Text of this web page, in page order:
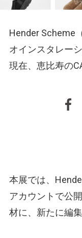
Hender Scheme
オインスタレー
現在、恵比寿の
本展では、
アカウントで公
材に、新たに編